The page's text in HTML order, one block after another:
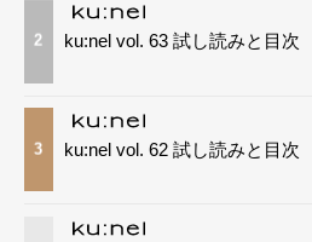
2 ku:nel vol. 63 試し読みと目次
3 ku:nel vol. 62 試し読みと目次